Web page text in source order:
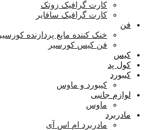
کارت گرافیک زوتک
کارت گرافیک سافایر
فن
خنک کننده مایع پردازنده کورسیر
فن کیس کورسیر
کیس
کول پد
کیبورد
کیبورد و ماوس
لوازم جانبی
ماوس
مادربرد
مادربرد ام اس آی